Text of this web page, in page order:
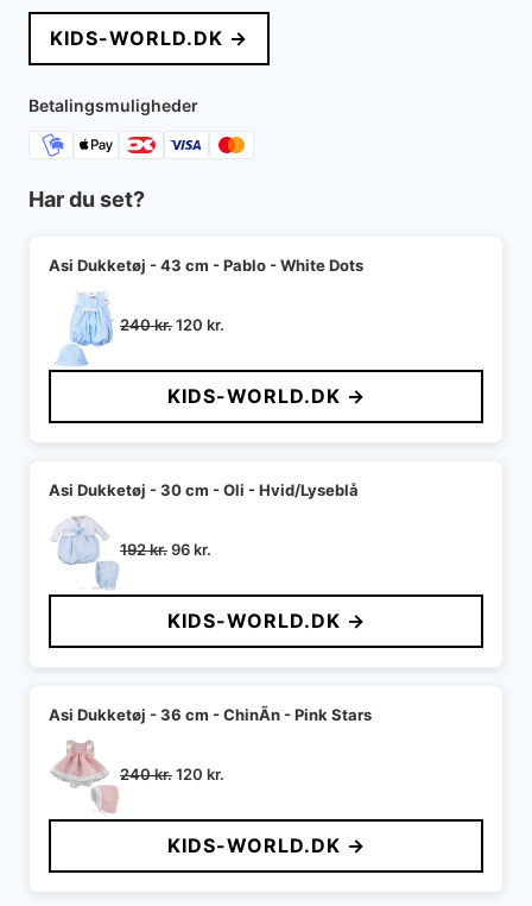
pris
var:
200 kr..
pris
er:
KIDS-WORLD.DK →
Betalingsmuligheder
Har du set?
Asi Dukketøj - 43 cm - Pablo - White Dots
240kr.Den
pris
var:
240 kr..
120 kr.
pris
er:
120 kr..
KIDS-WORLD.DK →
Asi Dukketøj - 30 cm - Oli - Hvid/Lyseblå
192kr.Den
pris
var:
192 kr..
96kr.
pris
er:
96 kr..
KIDS-WORLD.DK →
Asi Dukketøj - 36 cm - ChinÃ­n - Pink Stars
240kr.Den
pris
var:
240 kr..
120 kr.
pris
er:
120 kr..
KIDS-WORLD.DK →